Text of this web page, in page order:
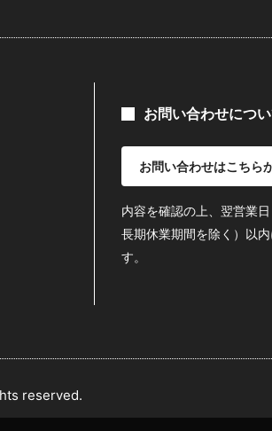
お問い合わせにつ
お問い合わせはこちら
内容を確認の上、翌営業
長期休業期間を除く）以
す。
reserved.